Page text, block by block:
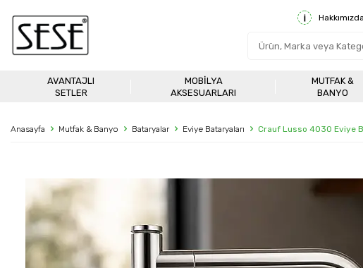
Hakkımızda
AVANTAJLI
SETLER
MOBILYA
AKSESUARLARI
MUTFAK &
BANYO
Anasayfa Mutfak & Banyo Bataryalar Eviye Bataryaları Crauf Lusso 4030 Eviye